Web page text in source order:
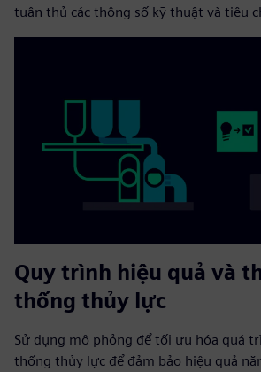
tuân thủ các thông số kỹ thuật và tiêu
Quy trình hiệu quả và
thống thủy lực
Sử dụng mô phỏng để tối ưu hóa quá
thống thủy lực để đảm bảo hiệu quả